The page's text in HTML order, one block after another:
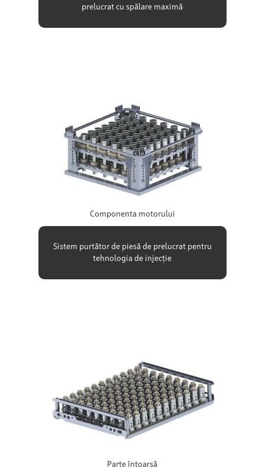
prelucrat cu spălare maximă
Componenta motorului
Sistem purtător de piesă de prelucrat pentru
tehnologia de injecție
Parte întoarsă